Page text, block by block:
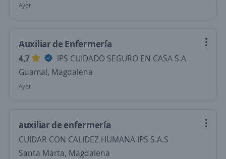
Ayer
Auxiliar de Enfermería
4,7
IPS CUIDADO SEGURO EN CASA S.A
Guamal, Magdalena
Ayer
auxiliar de enfermería
CUIDAR CON CALIDEZ HUMANA IPS S.A.S
Santa Marta, Magdalena